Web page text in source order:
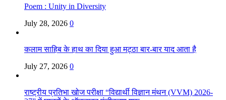
Poem : Unity in Diversity
July 28, 2026 0
कलाम साहिब के हाथ का दिया हुआ मट्ठा बार-बार याद आता है
July 27, 2026 0
राष्ट्रीय प्रतिभा खोज परीक्षा “विद्यार्थी विज्ञान मंथन (VVM) 2026-